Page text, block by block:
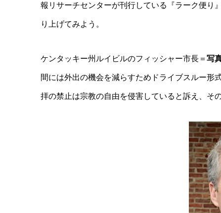
報リサーチセンターが刊行している『ラーク便り
り上げてみよう。
ケンタッキー州ルイビルのフィッシャー市長＝ 写
間には外出の機会を減らすためドライブスルー形
拝の禁止は宗教の自由を侵害していると訴え、そ